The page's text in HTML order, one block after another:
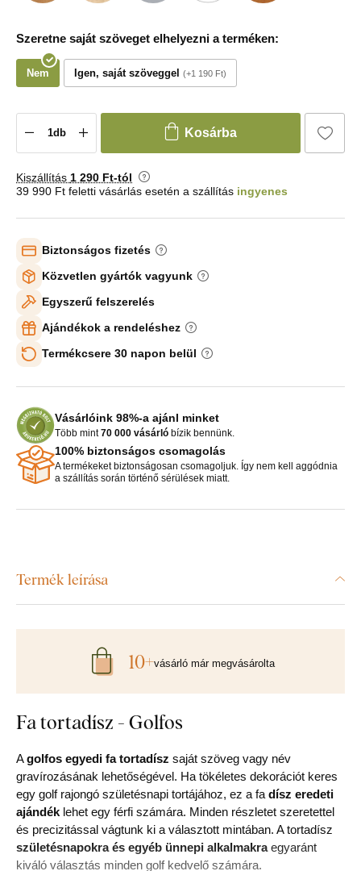
Szeretne saját szöveget elhelyezni a terméken:
Nem Igen, saját szöveggel +1 190 Ft
Kosárba
Kiszállítás 1 290 Ft-tól
39 990 Ft feletti vásárlás esetén a szállítás ingyenes
Biztonságos fizetés
Közvetlen gyártók vagyunk
Egyszerű felszerelés
Ajándékok a rendeléshez
Termékcsere 30 napon belül
Vásárlóink 98%-a ajánl minket
Több mint70 000 vásárló bízik bennünk.
100% biztonságos csomagolás
A termékeket biztonságosan csomagoljuk. Így nem kell aggódnia
a szállítás során történő sérülések miatt.
Termék leírása
Fa tortadísz - Golfos
Agolfos egyedi fa tortadísz saját szöveg vagy név
gravírozásának lehetőségével. Ha tökéletes dekorációt keres
egy golf rajongó születésnapi tortájához, ez a fa dísz eredeti
ajándék lehet egy férfi számára. Minden részletet szeretettel
és precizitással vágtunk ki a választott mintában. A tortadísz
születésnapokra és egyéb ünnepi alkalmakraegyaránt
kiváló választás minden golf kedvelő számára.
10+vásárló már megvásárolta